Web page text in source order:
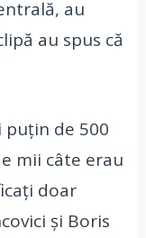
au
au spus că
puțin de 500
mii câte erau
doar
și Boris